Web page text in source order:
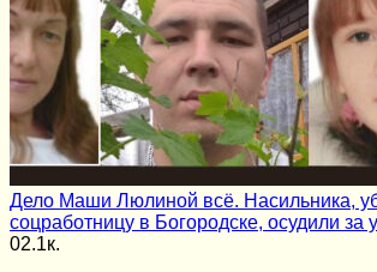
Дело Маши Люлиной всё. Насильника,
соцработницу в Богородске, осудили за
02.1к.